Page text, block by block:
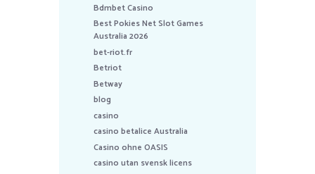
Bdmbet Casino
Best Pokies Net Slot Games
Australia 2026
bet-riot.fr
Betriot
Betway
blog
casino
casino betalice Australia
Casino ohne OASIS
casino utan svensk licens